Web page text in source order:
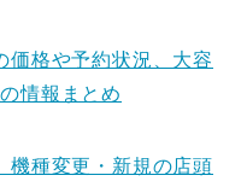
格や予約状況、大容
情報まとめ
種変更・新規の店頭